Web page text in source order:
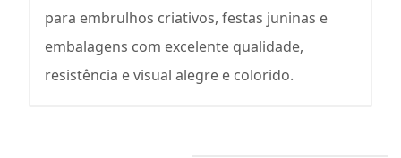
para embrulhos criativos, festas juninas e
embalagens com excelente qualidade,
resistência e visual alegre e colorido.